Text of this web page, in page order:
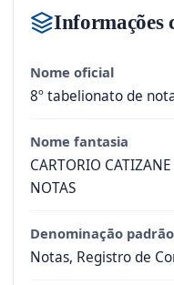
Informações
Nome oficial
8º tabelionato de
Nome fantasia
CARTORIO
NOTAS
Denominação padrão
Notas, Registro de